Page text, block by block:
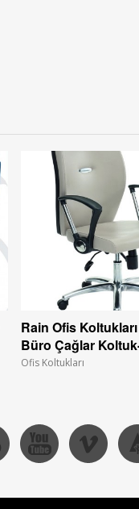
Rain Ofis
Büro Çağlar
Ofis Koltukları